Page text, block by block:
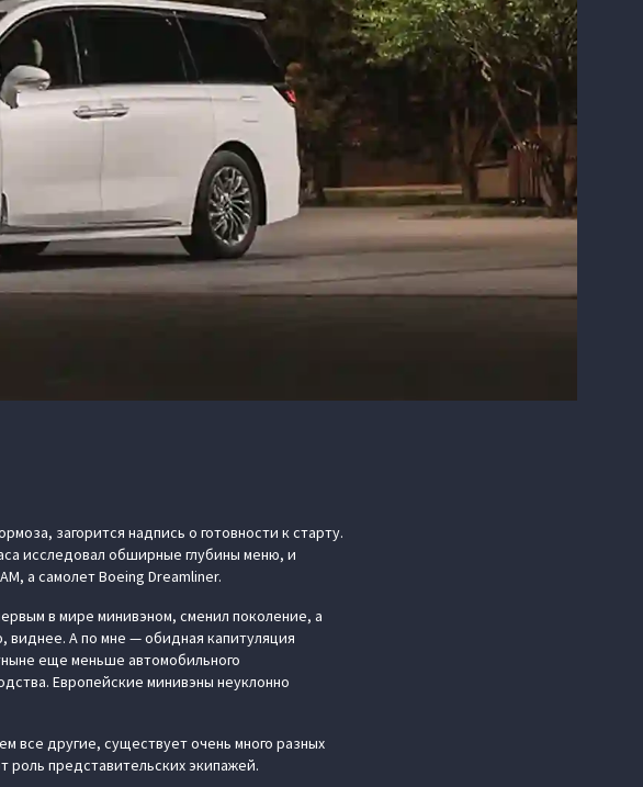
загорится надпись о готовности к старту.
исследовал обширные глубины меню, и
а самолет Boeing Dreamliner.
в мире минивэном, сменил поколение, а
виднее. А по мне — обидная капитуляция
еще меньше автомобильного
Европейские минивэны неуклонно
все другие, существует очень много разных
представительских экипажей.